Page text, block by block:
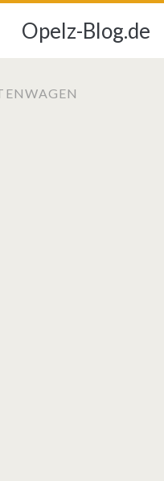
Opelz-Blog.de